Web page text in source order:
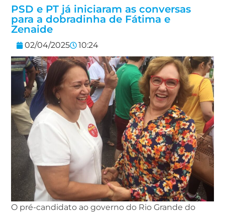
PSD e PT já iniciaram as conversas
para a dobradinha de Fátima e
Zenaide
02/04/2025 10:24
O pré-candidato ao governo do Rio Grande do